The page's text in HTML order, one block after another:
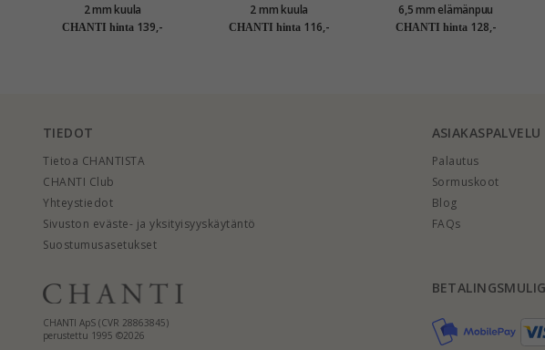
2 mm kuula
nappikorvakorut 14
CHANTI hinta 139,-
2 mm kuula
nappikorvakorut 9 karaatin
CHANTI hinta 116,-
6,5 mm elämänpuu
nappikorvakorut 9 karaatin
CHANTI hinta 128,-
TIEDOT
Tietoa CHANTISTA
CHANTI Club
Yhteystiedot
Sivuston eväste- ja yksityisyyskäytäntö
Suostumusasetukset
ASIAKASPALVELU
Palautus
Sormuskoot
Blog
FAQs
CHANTI ApS (CVR 28863845)
perustettu 1995 ©2026